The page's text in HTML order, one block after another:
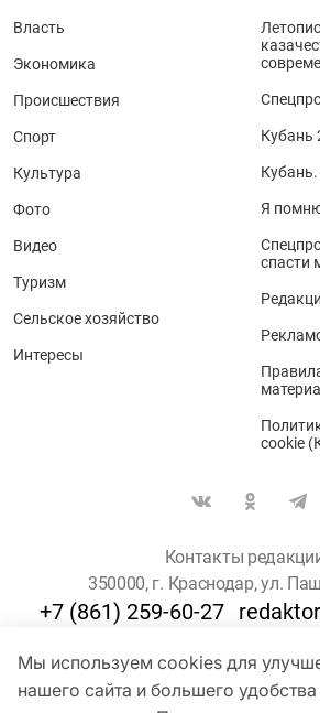
Мы используем cookies для
нашего сайта и большего удобства
Власть
Экономика
Происшествия
Спорт
Культура
Фото
Видео
Туризм
Сельское хозяйство
Интересы
Кубань
Я
спасти
cookie
Контакты
350000, г. Краснодар, ул.
+7 (861) 259-60-27
Для пользователей